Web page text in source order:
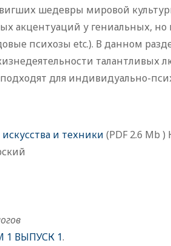
шедевры мировой
акцентуаций у гениальных,
психозы etc.). В данном
талантливых
для индивидуально-
и техники (PDF 2.6 Mb
1 ВЫПУСК 1.